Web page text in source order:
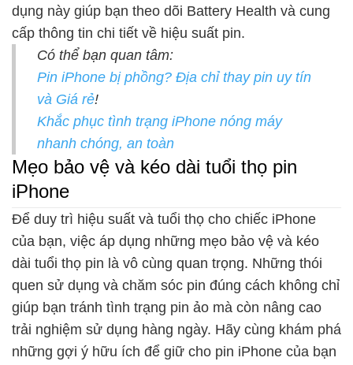
dụng này giúp bạn theo dõi Battery Health và cung
cấp thông tin chi tiết về hiệu suất pin.
Có thể bạn quan tâm:
Pin iPhone bị phồng? Địa chỉ thay pin uy tín
và Giá rẻ!
Khắc phục tình trạng iPhone nóng máy
nhanh chóng, an toàn
Mẹo bảo vệ và kéo dài tuổi thọ pin
iPhone
Để duy trì hiệu suất và tuổi thọ cho chiếc iPhone
của bạn, việc áp dụng những mẹo bảo vệ và kéo
dài tuổi thọ pin là vô cùng quan trọng. Những thói
quen sử dụng và chăm sóc pin đúng cách không chỉ
giúp bạn tránh tình trạng pin ảo mà còn nâng cao
trải nghiệm sử dụng hàng ngày. Hãy cùng khám phá
những gợi ý hữu ích để giữ cho pin iPhone của bạn